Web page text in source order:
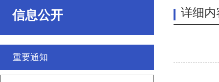
信息公开
重要通知
详细内